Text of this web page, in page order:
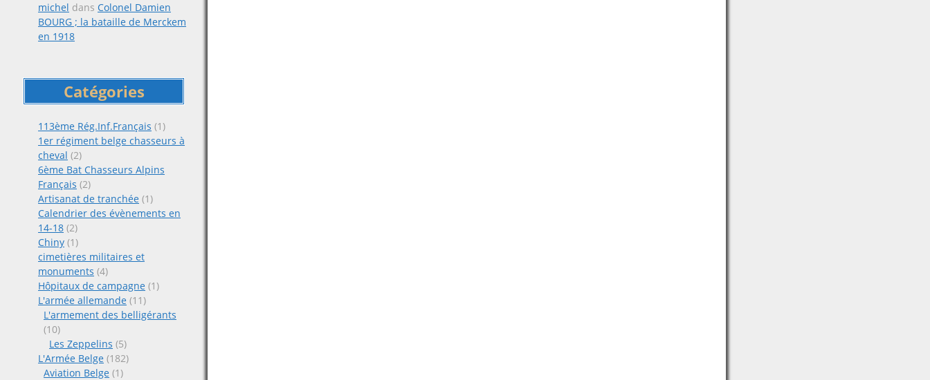
michel dans Colonel Damien
BOURG ; la bataille de Merckem
en 1918
Catégories
113ème Rég.Inf.Français (1)
1er régiment belge chasseurs à
cheval (2)
6ème Bat Chasseurs Alpins
Français (2)
Artisanat de tranchée (1)
Calendrier des évènements en
14-18 (2)
Chiny (1)
cimetières militaires et
monuments (4)
Hôpitaux de campagne (1)
L'armée allemande (11)
L'armement des belligérants
(10)
Les Zeppelins (5)
L'Armée Belge (182)
Aviation Belge (1)